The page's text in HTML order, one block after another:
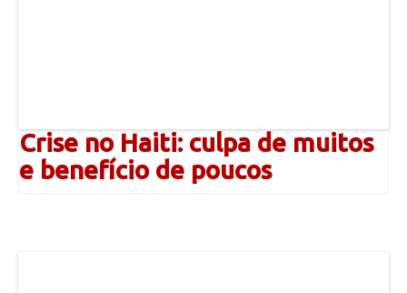
Crise no Haiti: culpa de muitos
e benefício de poucos